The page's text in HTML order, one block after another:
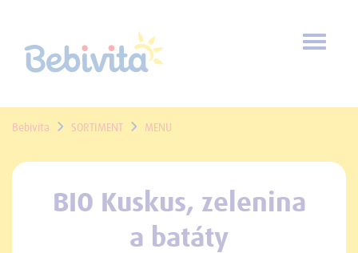
Toggle
Bebivita SORTIMENT MENU
BIO Kuskus, zelenina
a batáty